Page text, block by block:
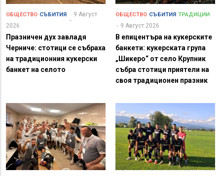
ОБЩЕСТВО СЪБИТИЯ
9 Август
2026
Празничен дух завладя
Черниче: стотици се събраха
на традиционния кукерски
банкет на селото
ОБЩЕСТВО СЪБИТИЯ ТРАДИЦИИ
9 Август 2026
В епицентъра на кукерските
банкети: кукерската група
„Шикеро“ от село Крупник
събра стотици приятели на
своя традиционен празник